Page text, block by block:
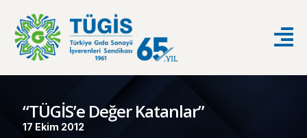
“TÜGİS’e Değer Katanlar”
17 Ekim 2012